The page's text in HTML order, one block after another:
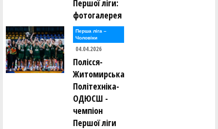
Першої ліги:
фотогалерея
Перша лiга –
Чоловiки
04.04.2026
Полісся-
Житомирська
Політехніка-
ОДЮСШ -
чемпіон
Першої ліги